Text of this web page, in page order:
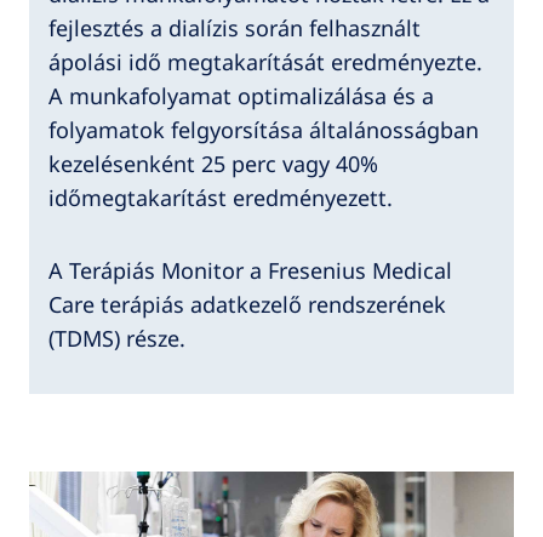
fejlesztés a dialízis során felhasznált
ápolási idő megtakarítását eredményezte.
A munkafolyamat optimalizálása és a
folyamatok felgyorsítása általánosságban
kezelésenként 25 perc vagy 40%
időmegtakarítást eredményezett.
A Terápiás Monitor a Fresenius Medical
Care terápiás adatkezelő rendszerének
(TDMS) része.